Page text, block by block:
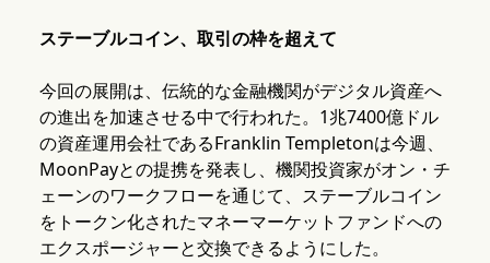
ステーブルコイン、取引の枠を超えて
今回の展開は、伝統的な金融機関がデジタル資産へ
の進出を加速させる中で行われた。1兆7400億ドル
の資産運用会社であるFranklin Templetonは今週、
MoonPayとの提携を発表し、機関投資家がオン・チ
ェーンのワークフローを通じて、ステーブルコイン
をトークン化されたマネーマーケットファンドへの
エクスポージャーと交換できるようにした。